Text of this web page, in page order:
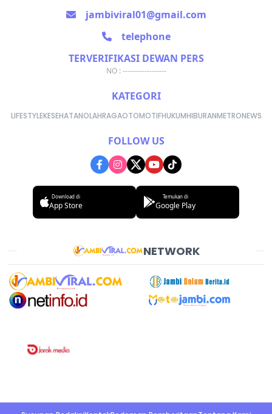
jambiviral01@gmail.com
telephone
TERVERIFIKASI DEWAN PERS
NO : ------------------
KATEGORI
LIFESTYLEKESEHATANOLAHRAGAOTOMOTIFHUKUMHIBURANMETRONEWS
FOLLOW US
Download di
App Store
Temukan di
Google Play
NETWORK